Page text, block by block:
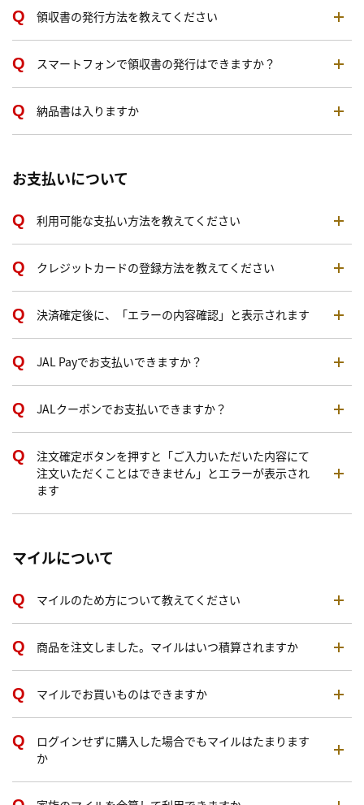
領収書の発行方法を教えてください
スマートフォンで領収書の発行はできますか？
納品書は入りますか
お支払いについて
利用可能な支払い方法を教えてください
クレジットカードの登録方法を教えてください
決済確定後に、「エラーの内容確認」と表示されます
JAL Payでお支払いできますか？
JALクーポンでお支払いできますか？
注文確定ボタンを押すと「ご入力いただいた内容にて
注文いただくことはできません」とエラーが表示され
ます
マイルについて
マイルのため方について教えてください
商品を注文しました。マイルはいつ積算されますか
マイルでお買いものはできますか
ログインせずに購入した場合でもマイルはたまります
か